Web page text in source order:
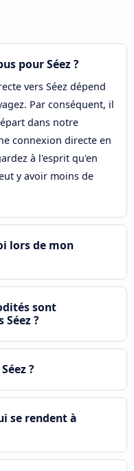
pour Séez ?
vers Séez dépend
Par conséquent, il
dans notre
connexion directe en
à l'esprit qu'en
y avoir moins de
lors de mon
sont
?
?
se rendent à